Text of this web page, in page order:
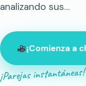
analizando sus…
¡Comienza a
¡Parejas instantáneas!